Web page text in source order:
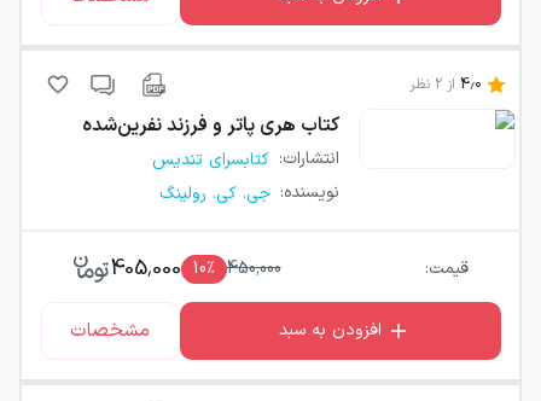
4.0 از2 نظر
کتاب هری پاتر و فرزند نفرین‌شده
انتشارات: کتابسرای تندیس
نویسنده: جی. کی. رولینگ
قیمت: 450,000
10٪ 405,000
افزودن به سبد مشخصات